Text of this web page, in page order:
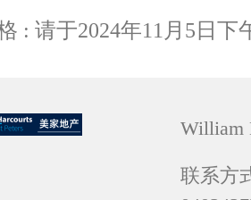
: 请于2024年11月5日下
William
联系方